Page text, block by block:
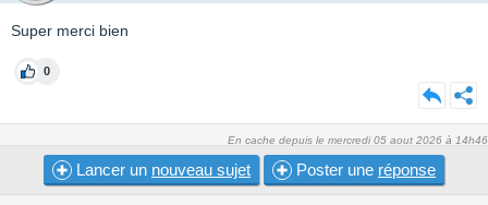
Super merci bien
0
En cache depuis le mercredi 05 aout 2026 à 14h46
Lancer un nouveau sujet Poster une réponse